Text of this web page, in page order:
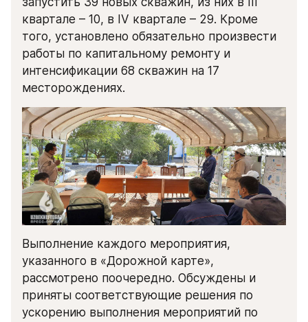
квартале – 10, в IV квартале – 29. Кроме
того, установлено обязательно произвести
работы по капитальному ремонту и
интенсификации 68 скважин на 17
месторождениях.
Выполнение каждого мероприятия,
указанного в «Дорожной карте»,
рассмотрено поочередно. Обсуждены и
приняты соответствующие решения по
ускорению выполнения мероприятий по